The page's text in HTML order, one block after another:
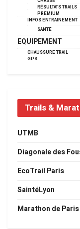
RÉSULTATS TRAILS
PREMIUM
INFOS ENTRAINEMENT
SANTÉ
EQUIPEMENT
CHAUSSURE TRAIL
GPS
Trails &
UTMB
Diagonale des
EcoTrail Paris
SaintéLyon
Marathon de Paris